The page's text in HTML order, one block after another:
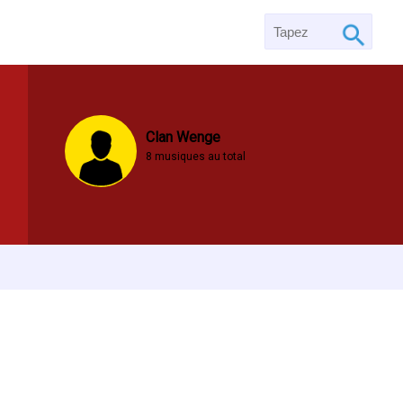
Clan Wenge
8 musiques au total